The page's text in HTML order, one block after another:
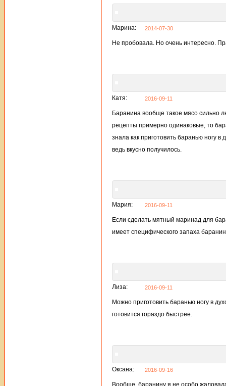
Марина: 2014-07-30
Не пробовала. Но очень интересно.
Катя: 2016-09-11
Баранина вообще такое мясо сильно
рецепты примерно одинаковые, то
знала как приготовить баранью ногу
ведь вкусно получилось.
Мария: 2016-09-11
Если сделать мятный маринад для
имеет специфического запаха
Лиза: 2016-09-11
Можно приготовить баранью ногу в
готовится гораздо быстрее.
Оксана: 2016-09-16
Вообще, баранину я не особо